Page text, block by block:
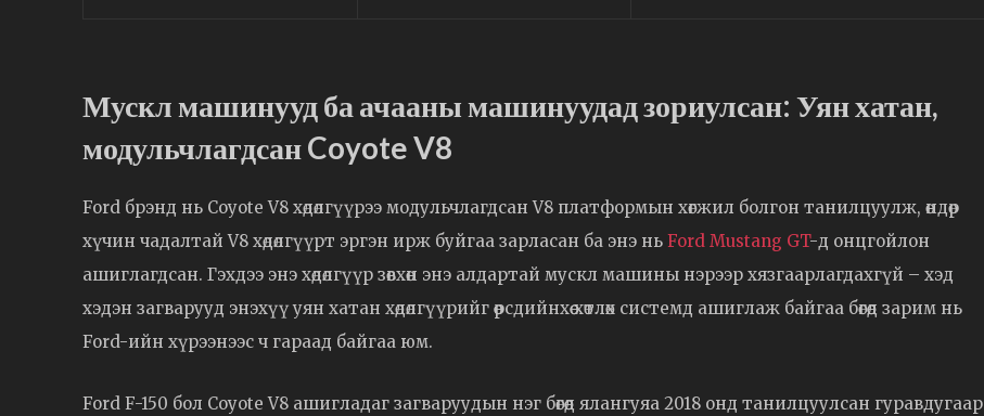
Мускл машинууд ба ачааны машинуудад зориулсан: Уян хатан,
модульчлагдсан Coyote V8
Ford брэнд нь Coyote V8 хөдөлгүүрээ модульчлагдсан V8 платформын хөгжил болгон танилцуулж, өндөр
хүчин чадалтай V8 хөдөлгүүрт эргэн ирж буйгаа зарласан ба энэ нь Ford Mustang GT-д онцгойлон
ашиглагдсан. Гэхдээ энэ хөдөлгүүр зөвхөн энэ алдартай мускл машины нэрээр хязгаарлагдахгүй – хэд
хэдэн загварууд энэхүү уян хатан хөдөлгүүрийг өөрсдийнхөө хөтлөх системд ашиглаж байгаа бөгөөд зарим нь
Ford-ийн хүрээнээс ч гараад байгаа юм.
Ford F-150 бол Coyote V8 ашигладаг загваруудын нэг бөгөөд ялангуяа 2018 онд танилцуулсан гуравдугаар